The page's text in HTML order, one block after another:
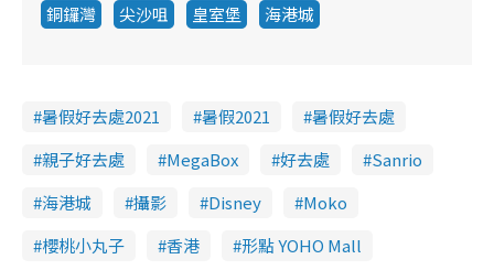
銅鑼灣 尖沙咀 皇室堡 海港城
暑假好去處2021 暑假2021
暑假好去處
親子好去處
MegaBox 好去處
Sanrio
海港城
攝影 Disney
Moko
櫻桃小丸子
香港
形點 YOHO Mall